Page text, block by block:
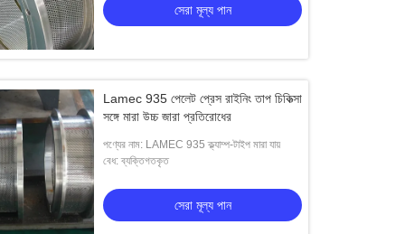
সেরা মূল্য পান
Lamec 935 পেলেট প্রেস রাইনিং তাপ চিকিত্সা
সঙ্গে মারা উচ্চ জারা প্রতিরোধের
পণ্যের নাম: LAMEC 935 ক্ল্যাম্প-টাইপ মারা যায়
বেধ: ব্যক্তিগতকৃত
সেরা মূল্য পান